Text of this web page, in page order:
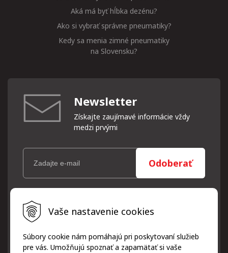
Vaše nastavenie cookies
Súbory cookie nám pomáhajú pri poskytovaní služieb
pre vás. Umožňujú spoznať a zapamätať si vaše
Aká má byť hĺbka dezénu?
Ako si vybrať správne pneumatiky?
Kedy sa menia zimné pneumatiky
na Slovensku?
Newsletter
Získajte zaujímavé informácie vždy
medzi prvými
Odoberať
Vaše osobné údaje (email) budeme spracovávať len za týmto
účelom v súlade s platnou legislatívou a zásadami ochrany
osobných údajov. Súhlas potvrdíte kliknutím na odkaz, ktorý
písomne, emailom alebo kliknutím na odkaz z ktoréhokoľvek
informačného emailu.